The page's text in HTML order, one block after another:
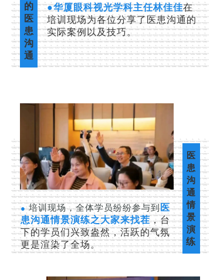
的
医
患
沟
通
●华厦眼科视光学科主任林佳佳在
培训现场为各位分享了医患沟通的
实际案例以及技巧。
●培训现场，全体学员纷纷参与到医
患沟通情景演练之大家来找茬，台
下的学员们兴致盎然，活跃的气氛
更是渲染了全场。
医
患
沟
通
情
景
演
练